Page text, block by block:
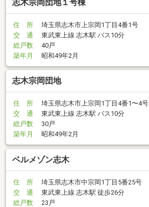
志木宗岡団地１号棟
住 所
埼玉県志木市上宗岡1丁目4番1号
交 通
東武東上線 志木駅 バス10分
総戸数
40戸
築年月
昭和49年2月
志木宗岡団地
住 所
埼玉県志木市上宗岡1丁目4番1〜4号
交 通
東武東上線 志木駅 バス10分
総戸数
30戸
築年月
昭和49年2月
ベルメゾン志木
住 所
埼玉県志木市中宗岡1丁目5番25号
交 通
東武東上線 志木駅 徒歩26分
総戸数
23戸